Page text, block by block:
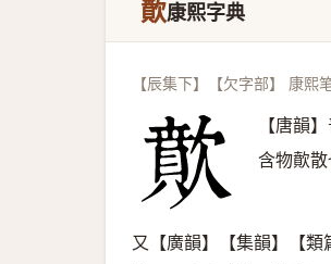
歕康熙字典
【辰集下】【欠字部】 康
【唐韻
含物歕散
又【廣韻】【集韻】【類